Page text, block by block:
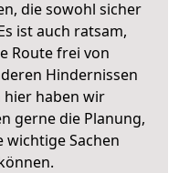
die sowohl sicher
ist auch ratsam,
Route frei von
Hindernissen
hier haben wir
gerne die Planung,
wichtige Sachen